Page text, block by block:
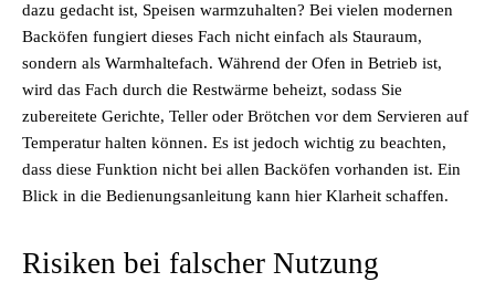
dazu gedacht ist, Speisen warmzuhalten? Bei vielen modernen
Backöfen fungiert dieses Fach nicht einfach als Stauraum,
sondern als Warmhaltefach. Während der Ofen in Betrieb ist,
wird das Fach durch die Restwärme beheizt, sodass Sie
zubereitete Gerichte, Teller oder Brötchen vor dem Servieren auf
Temperatur halten können. Es ist jedoch wichtig zu beachten,
dass diese Funktion nicht bei allen Backöfen vorhanden ist. Ein
Blick in die Bedienungsanleitung kann hier Klarheit schaffen.
Risiken bei falscher Nutzung